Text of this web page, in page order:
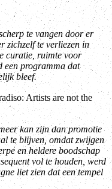
te vangen door er
zichzelf te verliezen in
curatie, ruimte voor
een programma dat
bleef.
Artists are not the
kan zijn dan promotie
te blijven, omdat zwijgen
en heldere boodschap
vol te houden, werd
liet zien dat een tempel